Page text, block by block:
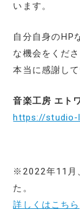
います。
自分自身のHP
な機会をくだ
本当に感謝して
音楽工房 エト
https://
※2022年11月
た。
詳しくはこちら